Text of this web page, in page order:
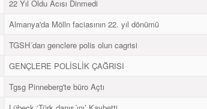
22 Yıl Oldu Acısı Dinmedi
Almanya'da Mölln faciasının 22. yıl dönümü
TGSH´dan genclere polis olun cagrisi
GENÇLERE POLİSLİK ÇAĞRISI
Tgsg Pinneberg'te büro Açtı